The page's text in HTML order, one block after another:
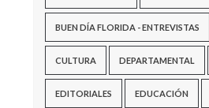
BUEN DÍA FLORIDA - ENTREVISTAS
CULTURA DEPARTAMENTAL
EDITORIALES EDUCACIÓN